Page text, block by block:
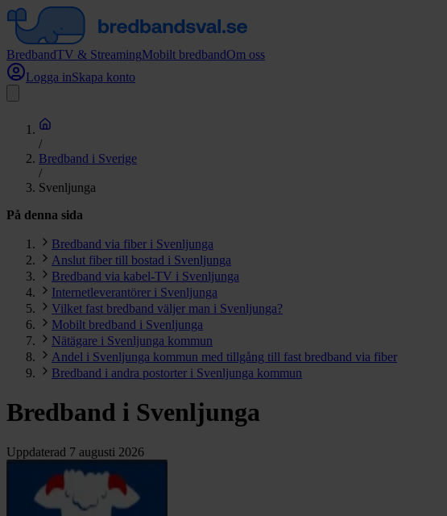
BredbandTV & StreamingMobilt bredbandOm oss
Logga inSkapa konto
/
Bredband i Sverige
/
Svenljunga
På denna sida
Bredband via fiber i Svenljunga
Anslut fiber till bostad i Svenljunga
Bredband via kabel-TV i Svenljunga
Internetleverantörer i Svenljunga
Vilket fast bredband väljer man i Svenljunga?
Mobilt bredband i Svenljunga
Nätägare i Svenljunga kommun
Andel i Svenljunga kommun med tillgång till fast bredband via fiber
Bredband i andra postorter i Svenljunga kommun
Bredband i Svenljunga
Uppdaterad 7 augusti 2026